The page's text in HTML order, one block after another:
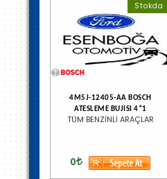
Stokda
4M5J-12405-AA BOSCH
ATESLEME BUJISI 4*1
TÜM BENZİNLİ ARAÇLAR
0